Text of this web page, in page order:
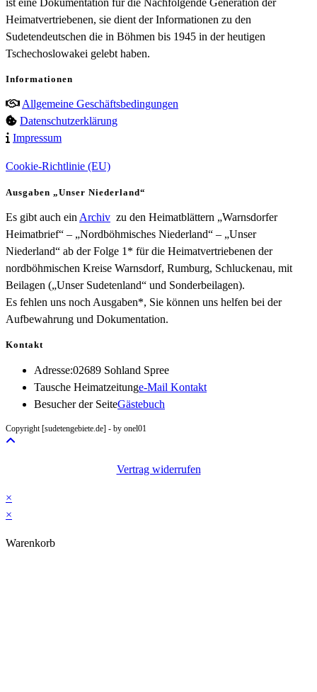
ist eine Dokumentation für die Nachfolgende Generation der
Heimatvertriebenen, sie dient der Informationen zu den
Sudetendeutschen die in Böhmen bis 1945 in der heutigen
Tschechoslowakei gelebt haben.
Informationen
Allgemeine Geschäftsbedingungen
Datenschutzerklärung
Impressum
Cookie-Richtlinie (EU)
Ausgaben „Unser Niederland“
Es gibt auch ein Archiv zu den Heimatblättern „Warnsdorfer
Heimatbrief“ – „Nordböhmisches Niederland“ – „Unser
Niederland“ ab der Folge 1* für die Heimatvertriebenen der
nordböhmischen Kreise Warnsdorf, Rumburg, Schluckenau, mit
Beilagen („Unser Sudetenland“ und Sonderbeilagen).
Es fehlen uns noch Ausgaben*, Sie können uns helfen bei der
Aufbewahrung und Dokumentation.
Kontakt
Adresse:02689 Sohland Spree
Tausche Heimatzeitunge-Mail KontaktOpens
Besucher der SeiteGästebuch
Copyright [sudetengebiete.de] - by onel01
Vertrag widerrufen
×
×
Warenkorb